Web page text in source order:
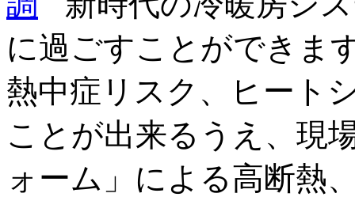
に過ごすことができま
熱中症リスク、ヒート
ことが出来るうえ、現
ォーム」による高断熱